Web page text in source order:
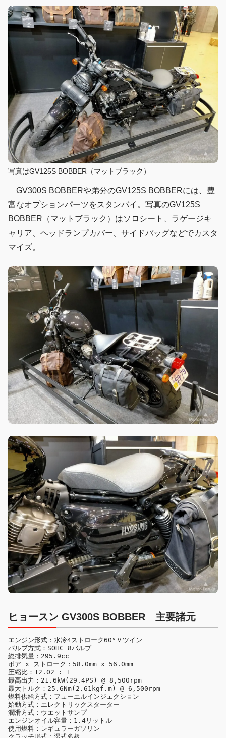
写真はGV125S BOBBER（マットブラック）
GV300S BOBBERや弟分のGV125S BOBBERには、豊
富なオプションパーツをスタンバイ。写真のGV125S
BOBBER（マットブラック）はソロシート、ラゲージキ
ャリア、ヘッドランプカバー、サイドバッグなどでカスタ
マイズ。
ヒョースン GV300S BOBBER 主要諸元
エンジン形式：水冷4ストローク60°Ｖツイン
バルブ方式：SOHC 8バルブ
総排気量：295.9cc
ボア x ストローク：58.0mm x 56.0mm
圧縮比：12.02 : 1
最高出力：21.6kW(29.4PS) @ 8,500rpm
最大トルク：25.6Nm(2.61kgf.m) @ 6,500rpm
燃料供給方式：フューエルインジェクション
始動方式：エレクトリックスターター
潤滑方式：ウエットサンプ
エンジンオイル容量：1.4リットル
使用燃料：レギュラーガソリン